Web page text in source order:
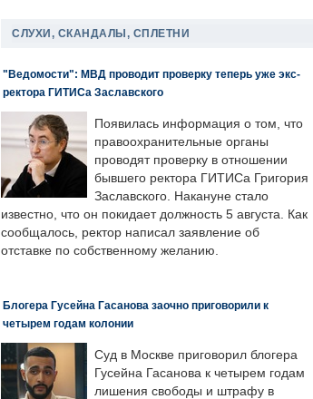
СЛУХИ, СКАНДАЛЫ, СПЛЕТНИ
"Ведомости": МВД проводит проверку теперь уже экс-
ректора ГИТИСа Заславского
Появилась информация о том, что
правоохранительные органы
проводят проверку в отношении
бывшего ректора ГИТИСа Григория
Заславского. Накануне стало
известно, что он покидает должность 5 августа. Как
сообщалось, ректор написал заявление об
отставке по собственному желанию.
Блогера Гусейна Гасанова заочно приговорили к
четырем годам колонии
Суд в Москве приговорил блогера
Гусейна Гасанова к четырем годам
лишения свободы и штрафу в